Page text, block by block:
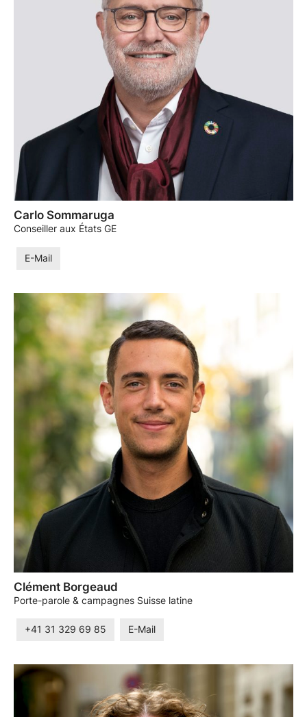
Carlo Sommaruga
Conseiller aux États GE
E-Mail
Clément Borgeaud
Porte-parole & campagnes Suisse latine
+41 31 329 69 85 E-Mail